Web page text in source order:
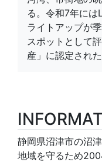
る。令和7年には
ライトアップが
スポットとして
産」に認定された
静岡県沼津市の沼
地域を守るため